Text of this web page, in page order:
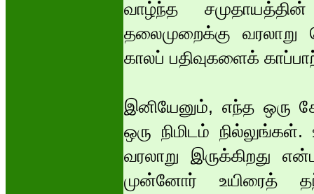
வாழ்ந்த
தலைமுறைக்கு
காலப் பதிவுகளைக்
இனியேனும், எந்த ஒரு
ஒரு நிமிடம்
வரலாறு இருக்கிறது
முன்னோர் உயிரைத்